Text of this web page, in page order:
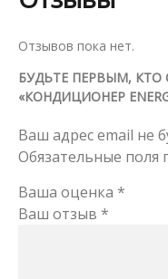
Отзывов пока нет.
БУДЬТЕ ПЕРВЫМ,
«КОНДИЦИОНЕР
Ваш адрес email не
Обязательные поля
Ваша оценка *
Ваш отзыв *